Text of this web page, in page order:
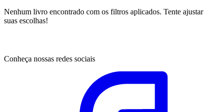
Nenhum livro encontrado com os filtros aplicados. Tente ajustar
suas escolhas!
Conheça nossas redes sociais